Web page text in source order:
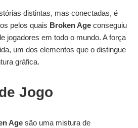
distintas, mas conectadas, é
pelos quais Broken Age conseguiu
jogadores em todo o mundo. A força
um dos elementos que o distingue
gráfica.
Jogo
Age são uma mistura de